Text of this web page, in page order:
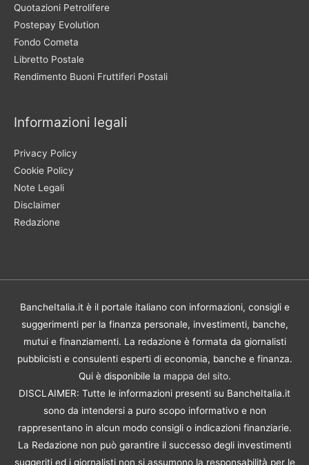
Quotazioni Petrolifere
Postepay Evolution
Fondo Cometa
Libretto Postale
Rendimento Buoni Fruttiferi Postali
Informazioni legali
Privacy Policy
Cookie Policy
Note Legali
Disclaimer
Redazione
BancheItalia.it è il portale italiano con informazioni, consigli e
suggerimenti per la finanza personale, investimenti, banche,
mutui e finanziamenti. La redazione è formata da giornalisti
pubblicisti e consulenti esperti di economia, banche e finanza.
Qui è disponibile la mappa del sito.
DISCLAIMER: Tutte le informazioni presenti su BancheItalia.it
sono da intendersi a puro scopo informativo e non
rappresentano in alcun modo consigli o indicazioni finanziarie.
La Redazione non può garantire il successo degli investimenti
suggeriti ed i giornalisti non si assumono la responsabilità per le